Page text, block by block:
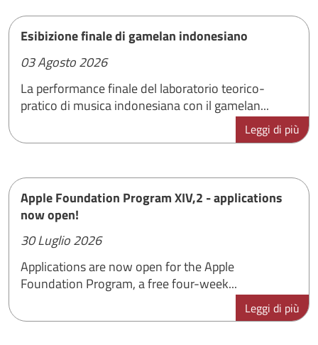
Esibizione finale di gamelan indonesiano
03 Agosto 2026
La performance finale del laboratorio teorico-
pratico di musica indonesiana con il gamelan...
Leggi di più
Apple Foundation Program XIV,2 - applications
now open!
30 Luglio 2026
Applications are now open for the Apple
Foundation Program, a free four-week...
Leggi di più